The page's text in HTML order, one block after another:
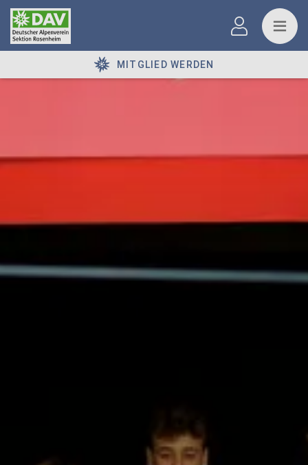
MITGLIED WERDEN